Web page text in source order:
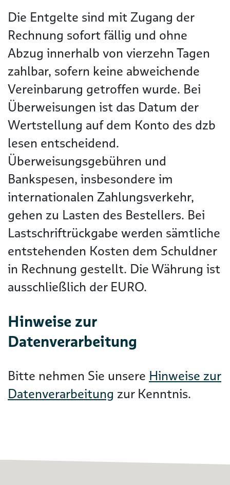
Die Entgelte sind mit Zugang der
Rechnung sofort fällig und ohne
Abzug innerhalb von vierzehn Tagen
zahlbar, sofern keine abweichende
Vereinbarung getroffen wurde. Bei
Überweisungen ist das Datum der
Wertstellung auf dem Konto des dzb
lesen entscheidend.
Überweisungsgebühren und
Bankspesen, insbesondere im
internationalen Zahlungsverkehr,
gehen zu Lasten des Bestellers. Bei
Lastschriftrückgabe werden sämtliche
entstehenden Kosten dem Schuldner
in Rechnung gestellt. Die Währung ist
ausschließlich der EURO.
Hinweise zur
Datenverarbeitung
Bitte nehmen Sie unsere Hinweise zur
Datenverarbeitung zur Kenntnis.